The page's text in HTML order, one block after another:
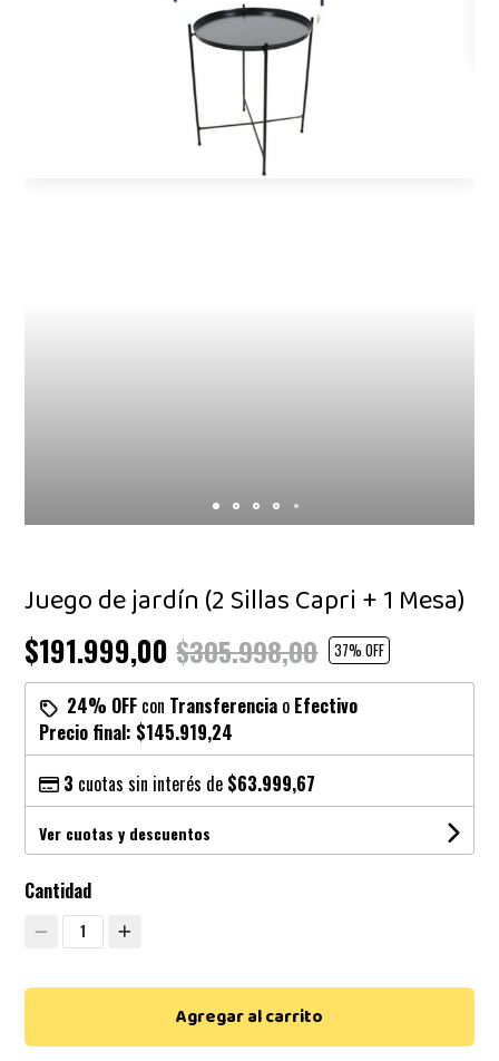
Juego de jardín (2 Sillas Capri + 1 Mesa)
$191.999,00$305.998,00 37% OFF
24% OFF con Transferencia o Efectivo
Precio final: $145.919,24
3 cuotas sin interés de $63.999,67
Ver cuotas y descuentos
Cantidad
1
Agregar al carrito